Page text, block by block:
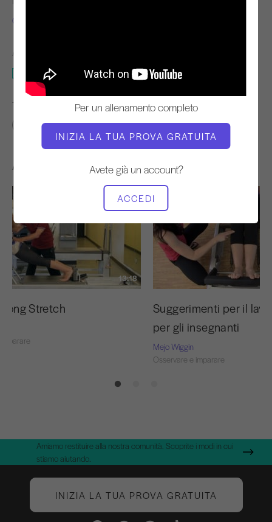
Per un allenamento completo
INIZIA LA TUA PROVA GRATUITA
Avete già un account?
ACCEDI
Cary Regan
ATTREZZATURA NECESSARIA
Riformatore
TROVA CLASSI SIMILI PER
0 - 10 min
Riformatore
Altri allenamenti che potrebbero piacervi
13:18
Stretch
Suggerimenti per il
per gli insegnanti
Mejo Wiggin
Osservare e imparare
Amiamo restituire alla nostra comunità. Scoprite i modi in cui
stiamo aiutando.
INIZIA LA TUA PROVA GRATUITA